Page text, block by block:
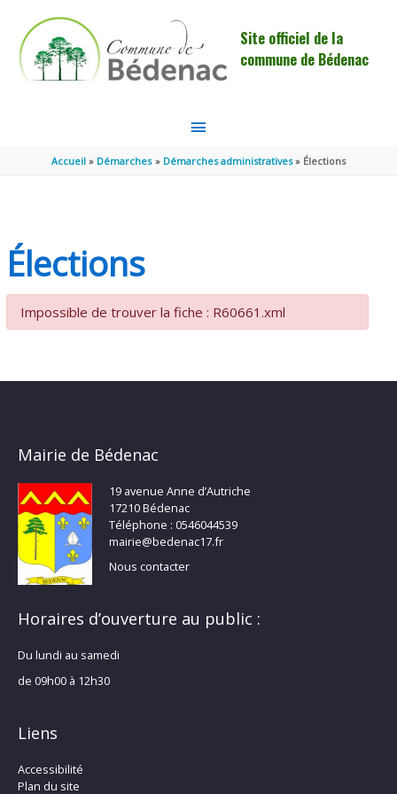
Site officiel de la
commune de Bédenac
MENU
PRINCIPAL
Accueil Démarches Démarches administratives Élections
Élections
Impossible de trouver la fiche : R60661.xml
Mairie de Bédenac
19 avenue Anne d’Autriche
17210 Bédenac
Téléphone : 0546044539
mairie@bedenac17.fr
Nous contacter
Horaires d’ouverture au public :
Du lundi au samedi
de 09h00 à 12h30
Liens
Accessibilité
Plan du site